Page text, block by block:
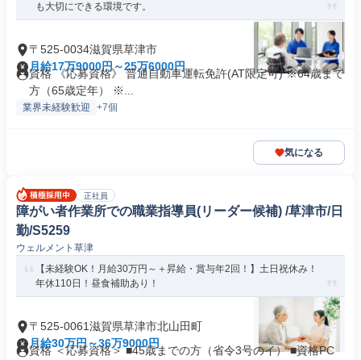
も大切にできる環境です。
〒525-0034滋賀県草津市
月給17万9000円～25万6000円
資格 《応募資格》 普通自動車運転免許(AT限定可) ※64歳まで
方（65歳定年） ※...
業界未経験歓迎 +7個
気になる
正社員
障がい者作業所での職業指導員(リーダー候補) /草津市/日
勤/S5259
ウェルメント草津
【未経験OK！月給30万円～＋昇給・賞与年2回！】土日祝休み！
年休110日！昼食補助あり！
〒525-0061滋賀県草津市北山田町
月給30万円～36万9000円
資格 ＜応募資格＞ ■45歳までの方（省令3号のイ） ■資格PC